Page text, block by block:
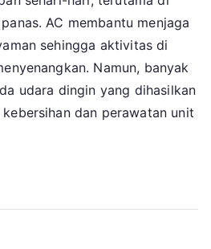
Pendingin
Ruangan
bagi
Keluarga
AC membantu menjaga
sehingga aktivitas di
Namun, banyak
udara dingin yang dihasilkan
dan perawatan unit